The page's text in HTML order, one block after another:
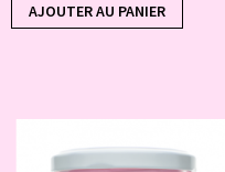
AJOUTER AU PANIER